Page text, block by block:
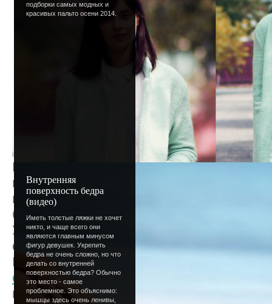
подборки самых модных и
красивых пальто осени 2014.
Внутренняя
поверхность бедра
(видео)
Иметь толстые ляжки не хочет
никто, и чаще всего они
являются главным минусом
фигур девушек. Укрепить
бедра не очень сложно, но что
делать со внутренней
поверхностью бедра? Обычно
это место - самое
проблемное. Это объяснимо:
мышцы здесь очень ленивы,
До начала учебного
лета остались лишь
десятки солнечных
последними можешь
участвуй вконкурсе на
воспоминание .
В связи с приходом
меняется все -
твой режим дня и
круг людей, с
Меняется и интернет. Как ты наверняка
время стояло затишье. Так уж повелось
вынужденном отпуске из-за отсутствия
будем работать с удвоенной силой,
У нас уже много планов и идей, совсем
со всеми. Хотя ты и сама заметишь
По-прежнему мы ждем от тебя помощи
свои силы в качестве автора сайта
или принять участие в